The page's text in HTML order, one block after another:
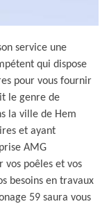
service une
qui dispose
pour vous fournir
le genre de
la ville de Hem
et ayant
AMG
vos poêles et vos
besoins en travaux
59 saura vous